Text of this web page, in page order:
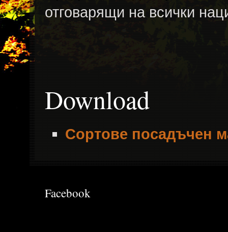
отговарящи на всички
Download
Сортове посадъчен
Facebook